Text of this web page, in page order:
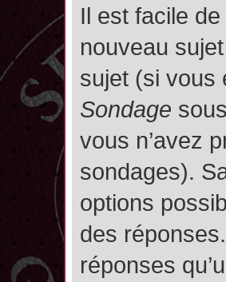
Il est facile
nouveau
sujet (si vous
Sondage
vous n’avez
sondages).
options
des
réponses